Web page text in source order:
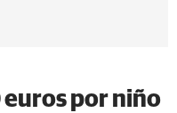
euros por niño